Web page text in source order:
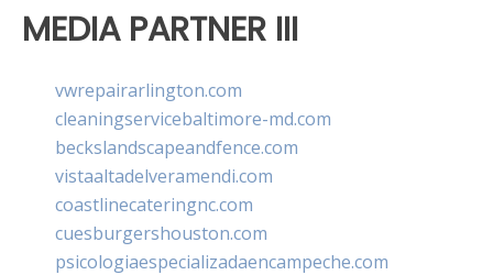
MEDIA PARTNER III
vwrepairarlington.com
cleaningservicebaltimore-md.com
beckslandscapeandfence.com
vistaaltadelveramendi.com
coastlinecateringnc.com
cuesburgershouston.com
psicologiaespecializadaencampeche.com